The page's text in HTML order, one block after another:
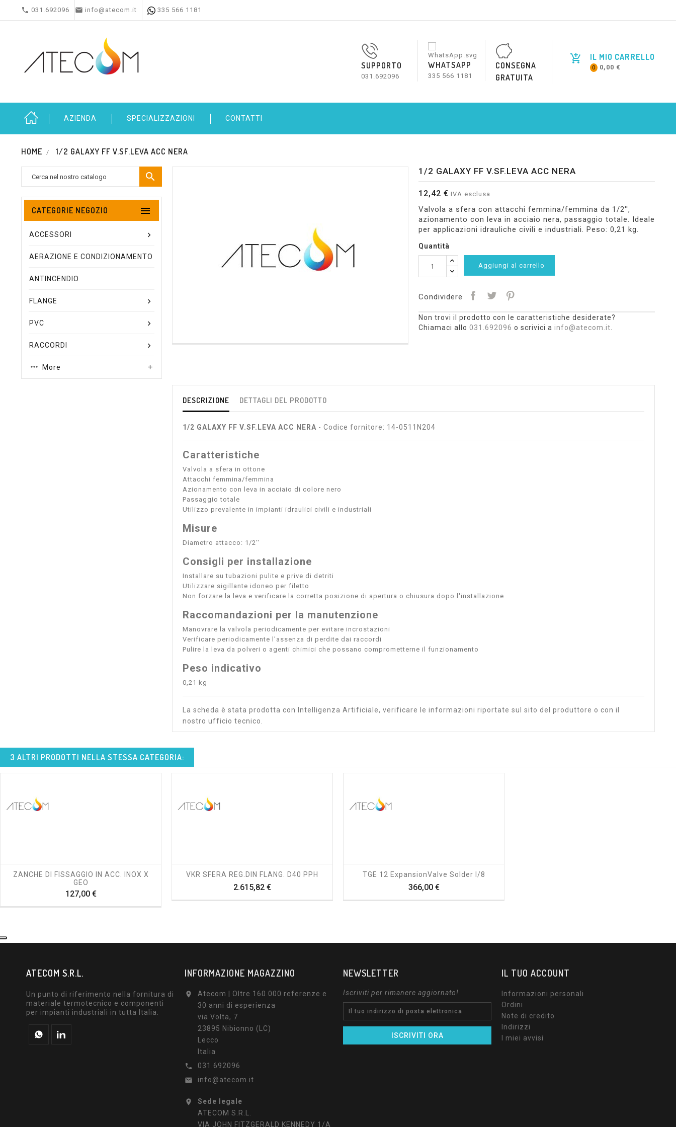
 031.692096  info@atecom.it 335 566 1181
IL MIO CARRELLO
0 0,00 €
SUPPORTO
031.692096
WHATSAPP
335 566 1181
CONSEGNA
GRATUITA
AZIENDA SPECIALIZZAZIONI CONTATTI
HOME 1/2 GALAXY FF V.SF.LEVA ACC NERA

CATEGORIE NEGOZIO 
ACCESSORI
AERAZIONE E CONDIZIONAMENTO
ANTINCENDIO
FLANGE
PVC
RACCORDI
More 
1/2 GALAXY FF V.SF.LEVA ACC NERA
12,42 € IVA esclusa
Valvola a sfera con attacchi femmina/femmina da 1/2'',
azionamento con leva in acciaio nera, passaggio totale. Ideale
per applicazioni idrauliche civili e industriali. Peso: 0,21 kg.
Quantità
Aggiungi al carrello
Condividere
Non trovi il prodotto con le caratteristiche desiderate?
Chiamaci allo 031.692096 o scrivici a info@atecom.it
DESCRIZIONE DETTAGLI DEL PRODOTTO
1/2 GALAXY FF V.SF.LEVA ACC NERA - Codice fornitore: 14-0511N204
Caratteristiche
Valvola a sfera in ottone
Attacchi femmina/femmina
Azionamento con leva in acciaio di colore nero
Passaggio totale
Utilizzo prevalente in impianti idraulici civili e industriali
Misure
Diametro attacco: 1/2''
Consigli per installazione
Installare su tubazioni pulite e prive di detriti
Utilizzare sigillante idoneo per filetto
Non forzare la leva e verificare la corretta posizione di apertura o chiusura dopo l'installazione
Raccomandazioni per la manutenzione
Manovrare la valvola periodicamente per evitare incrostazioni
Verificare periodicamente l'assenza di perdite dai raccordi
Pulire la leva da polveri o agenti chimici che possano comprometterne il funzionamento
Peso indicativo
0,21 kg
La scheda è stata prodotta con Intelligenza Artificiale, verificare le informazioni riportate sul sito del produttore o con il
nostro ufficio tecnico.
3 ALTRI PRODOTTI NELLA STESSA CATEGORIA:
ZANCHE DI FISSAGGIO IN ACC. INOX X
GEO
127,00 €Prezzo
VKR SFERA REG.DIN FLANG. D40 PPH
2.615,82 €Prezzo
TGE 12 ExpansionValve Solder I/8
366,00 €Prezzo
ATECOM S.R.L.
Un punto di riferimento nella fornitura di
materiale termotecnico e componenti
per impianti industriali in tutta Italia.
INFORMAZIONE MAGAZZINO

Atecom | Oltre 160.000 referenze e
30 anni di esperienza
via Volta, 7
23895 Nibionno (LC)
Lecco
Italia

031.692096

info@atecom.it

Sede legale
ATECOM S.R.L.
VIA JOHN FITZGERALD KENNEDY 1/A
NEWSLETTER
Iscriviti per rimanere aggiornato!
IL TUO ACCOUNT
Informazioni personali
Ordini
Note di credito
Indirizzi
I miei avvisi